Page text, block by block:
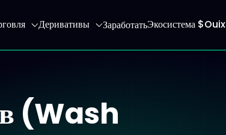
Деривативы ЗаработатьЭкосистема $Ouix
(Wash